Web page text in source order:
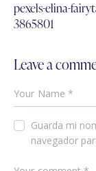
pexels-elina-
3865801
Leave a
Guarda mi
navegador